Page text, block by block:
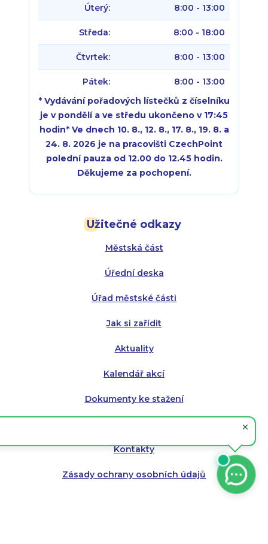
Užitečné odkazy
Městská část
Úřední deska
Úřad městské části
Jak si zařídit
Aktuality
Kalendář akcí
Dokumenty ke stažení
Kontakty
Zásady ochrany osobních údajů
Úterý: 8:00 - 13:00
Středa: 8:00 - 18:00
Čtvrtek: 8:00 - 13:00
Pátek:
8:00 - 13:00
* Vydávání pořadových lístečků z číselníku
je v pondělí a ve středu ukončeno v 17:45
hodin* Ve dnech 10. 8., 12. 8., 17. 8., 19. 8. a
24. 8. 2026 je na pracovišti CzechPoint
polední pauza od 12.00 do 12.45 hodin.
Děkujeme za pochopení.
Úterý:
Středa:
Čtvrtek:
Pátek:
Úterý:
Středa:
Čtvrtek: